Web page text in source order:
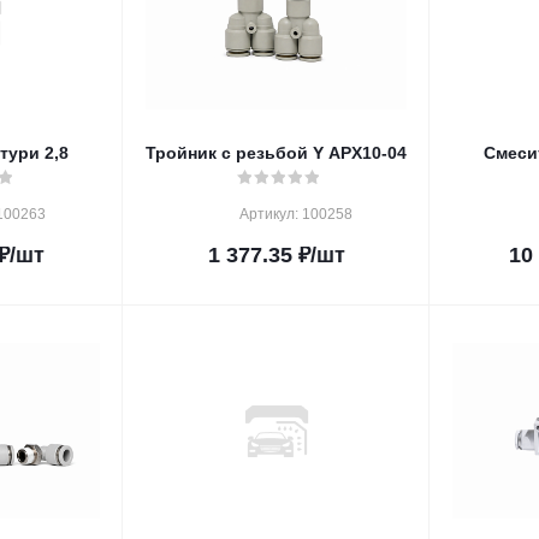
2,8
/шт
Тройник с резьбой Y APX10-04
Артикул: 100258
1 377.35₽/шт 10